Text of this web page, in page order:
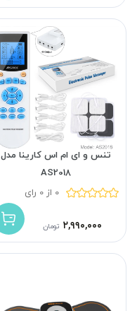
تنس و ای ام اس کارینا مدل
AS2018
0 از 0 رای
۲,۹۹۰,۰۰۰ تومان